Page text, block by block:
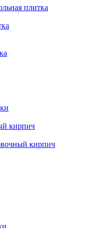
плитка
кирпич
кирпич